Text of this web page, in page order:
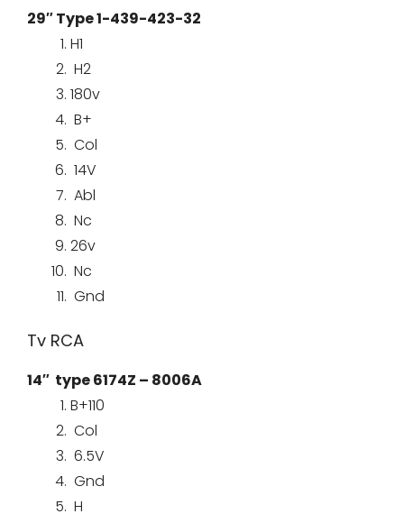
29″ Type 1-439-423-32
H1
H2
180v
B+
Col
14V
Abl
Nc
26v
Nc
Gnd
Tv RCA
14″ type 6174Z – 8006A
B+110
Col
6.5V
Gnd
H